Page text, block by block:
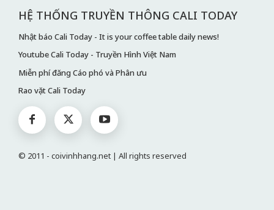
HỆ THỐNG TRUYỀN THÔNG CALI TODAY
Nhật báo Cali Today - It is your coffee table daily news!
Youtube Cali Today - Truyền Hình Việt Nam
Miễn phí đăng Cáo phó và Phân ưu
Rao vặt Cali Today
© 2011 - coivinhhang.net | All rights reserved